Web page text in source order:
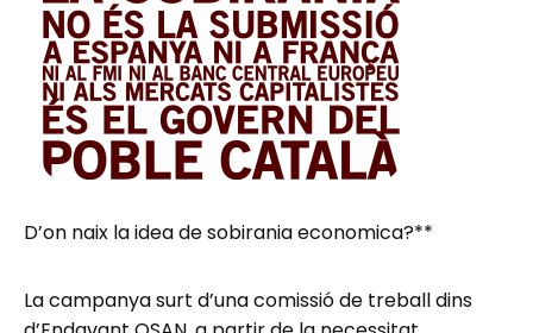
D’on naix la idea de sobirania economica?**
La campanya surt d’una comissió de treball dins